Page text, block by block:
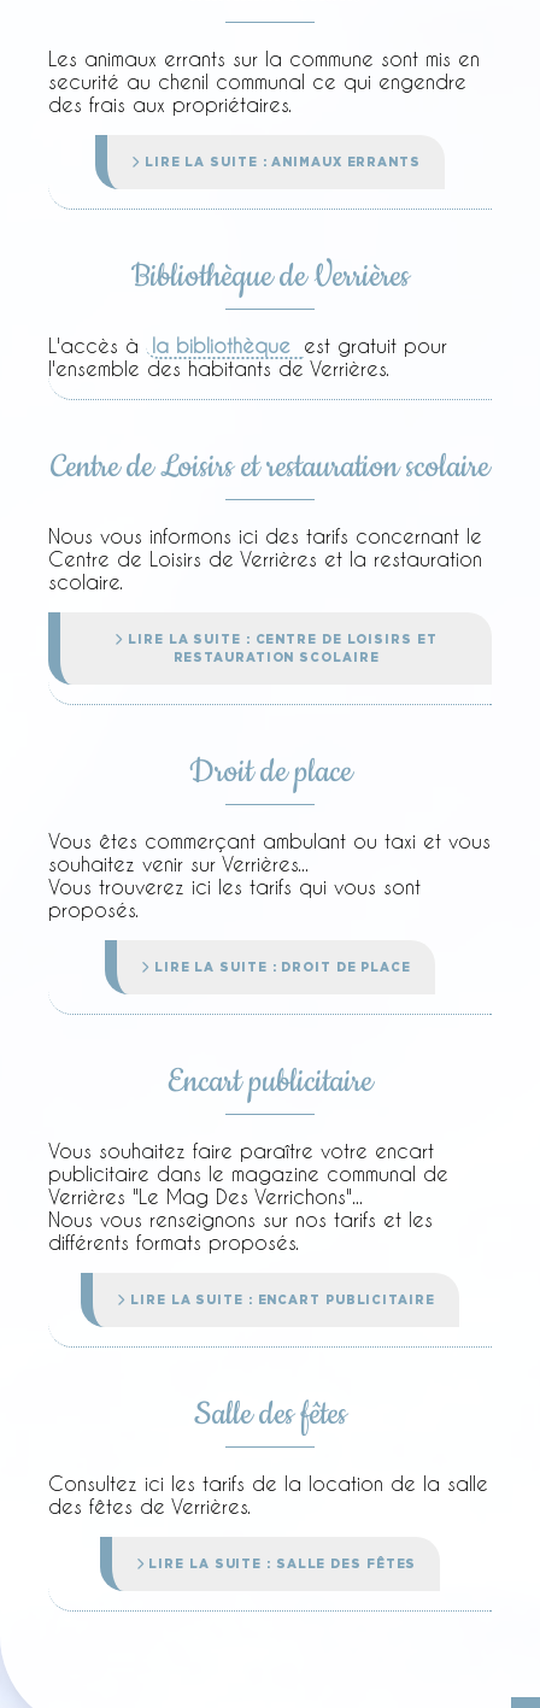
Les animaux errants sur la commune sont mis en
securité au chenil communal ce qui engendre
des frais aux propriétaires.
LIRE LA SUITE : ANIMAUX ERRANTS
Bibliothèque de Verrières
L'accès à la bibliothèque
est gratuit pour
l'ensemble des habitants de Verrières.
Centre de Loisirs et restauration scolaire
Nous vous informons ici des tarifs concernant le
Centre de Loisirs de Verrières et la restauration
scolaire.
LIRE LA SUITE : CENTRE DE LOISIRS ET
RESTAURATION SCOLAIRE
Droit de place
Vous êtes commerçant ambulant ou taxi et vous
souhaitez venir sur Verrières...
Vous trouverez ici les tarifs qui vous sont
proposés.
LIRE LA SUITE : DROIT DE PLACE
Encart publicitaire
Vous souhaitez faire paraître votre encart
publicitaire dans le magazine communal de
Verrières "Le Mag Des Verrichons"...
Nous vous renseignons sur nos tarifs et les
différents formats proposés.
LIRE LA SUITE : ENCART PUBLICITAIRE
Salle des fêtes
Consultez ici les tarifs de la location de la salle
des fêtes de Verrières.
LIRE LA SUITE : SALLE DES FÊTES